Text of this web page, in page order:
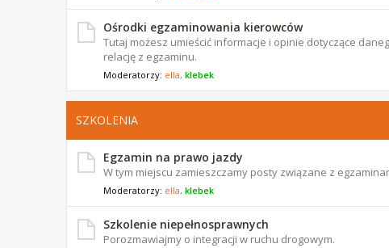
Ośrodki egzaminowania kierowców
Tutaj możesz umieścić informacje i opinie dotyczące
relację z egzaminu.
Moderatorzy: ella, klebek
SZKOLENIA
Egzamin na prawo jazdy
W tym miejscu zamieszczamy posty związane z
Moderatorzy: ella, klebek
Szkolenie niepełnosprawnych
Porozmawiajmy o integracji w ruchu drogowym.